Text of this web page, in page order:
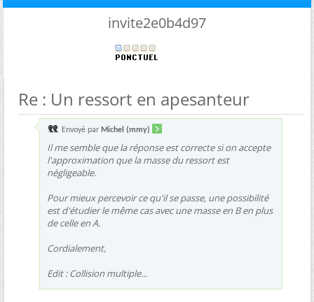
invite2e0b4d97
Re : Un ressort en apesanteur
Envoyé par Michel (mmy)
Il me semble que la réponse est correcte si on accepte
l'approximation que la masse du ressort est
négligeable.
Pour mieux percevoir ce qu'il se passe, une possibilité
est d'étudier le même cas avec une masse en B en plus
de celle en A.
Cordialement,
Edit : Collision multiple...